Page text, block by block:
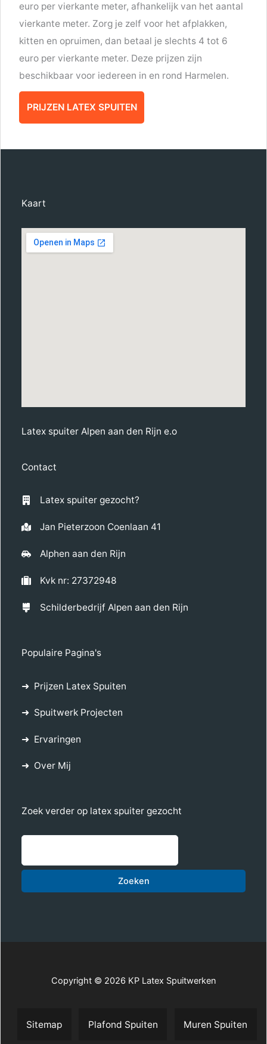
euro per vierkante meter, afhankelijk van het aantal
vierkante meter. Zorg je zelf voor het afplakken,
kitten en opruimen, dan betaal je slechts 4 tot 6
euro per vierkante meter. Deze prijzen zijn
beschikbaar voor iedereen in en rond Harmelen.
PRIJZEN LATEX SPUITEN
Kaart
Latex spuiter Alpen aan den Rijn e.o
Contact
Latex spuiter gezocht?
Jan Pieterzoon Coenlaan 41
Alphen aan den Rijn
Kvk nr: 27372948
Schilderbedrijf Alpen aan den Rijn
Populaire Pagina's
Prijzen Latex Spuiten
Spuitwerk Projecten
Ervaringen
Over Mij
Zoek verder op latex spuiter gezocht
Zoeken
Copyright © 2026 KP Latex Spuitwerken
Sitemap Plafond Spuiten Muren Spuiten